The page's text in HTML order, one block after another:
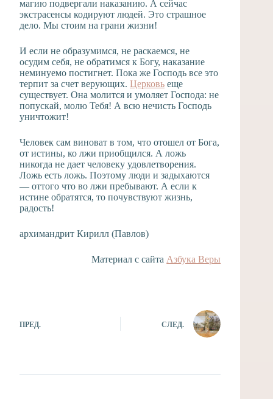
магию подвергали наказанию. А сейчас
экстрасенсы кодируют людей. Это страшное
дело. Мы стоим на грани жизни!
И если не образумимся, не раскаемся, не
осудим себя, не обратимся к Богу, наказание
неминуемо постигнет. Пока же Господь все это
терпит за счет верующих. Церковь еще
существует. Она молится и умоляет Господа: не
попускай, молю Тебя! А всю нечисть Господь
уничтожит!
Человек сам виноват в том, что отошел от Бога,
от истины, ко лжи приобщился. А ложь
никогда не дает человеку удовлетворения.
Ложь есть ложь. Поэтому люди и задыхаются
— оттого что во лжи пребывают. А если к
истине обратятся, то почувствуют жизнь,
радость!
архимандрит Кирилл (Павлов)
Материал с сайта Азбука Веры
ПРЕД. СЛЕД.